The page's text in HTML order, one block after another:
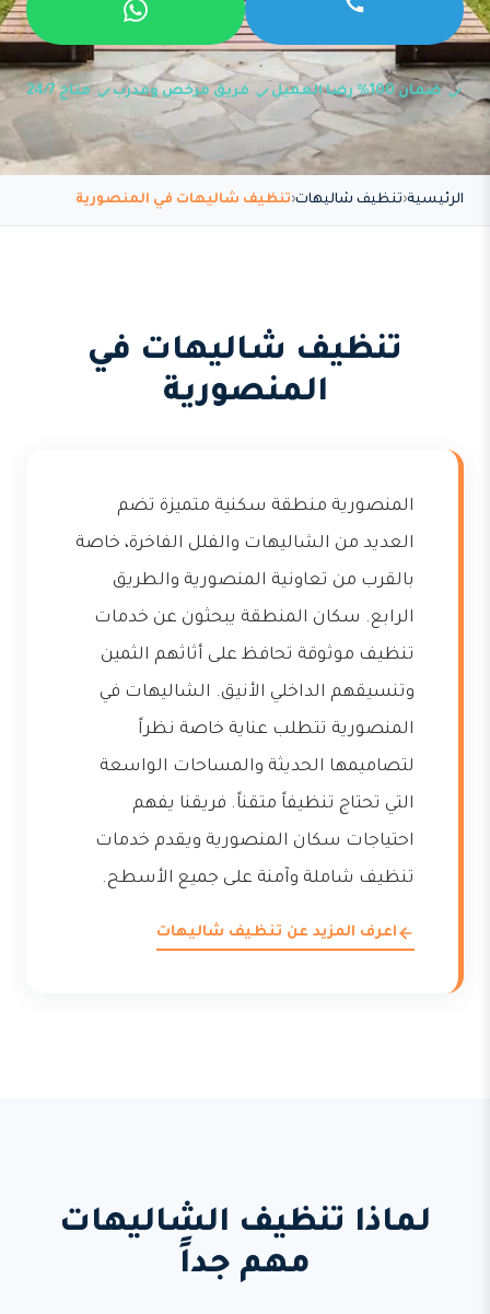
ضمان 100% رضا العميل فريق مرخص ومدرب متاح 24/7
الرئيسية تنظيف شاليهات تنظيف شاليهات في المنصورية
تنظيف شاليهات في
المنصورية
المنصورية منطقة سكنية متميزة تضم
العديد من الشاليهات والفلل الفاخرة، خاصة
بالقرب من تعاونية المنصورية والطريق
الرابع. سكان المنطقة يبحثون عن خدمات
تنظيف موثوقة تحافظ على أثاثهم الثمين
وتنسيقهم الداخلي الأنيق. الشاليهات في
المنصورية تتطلب عناية خاصة نظراً
لتصاميمها الحديثة والمساحات الواسعة
التي تحتاج تنظيفاً متقناً. فريقنا يفهم
احتياجات سكان المنصورية ويقدم خدمات
تنظيف شاملة وآمنة على جميع الأسطح.
اعرف المزيد عن تنظيف شاليهات
لماذا تنظيف الشاليهات
مهم جداً